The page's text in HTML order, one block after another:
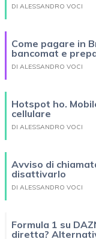
DI ALESSANDRO VOCI
Come pagare in
bancomat e
DI ALESSANDRO VOCI
Hotspot ho.
cellulare
DI ALESSANDRO VOCI
Avviso di
disattivarlo
DI ALESSANDRO VOCI
Formula 1 su
diretta?